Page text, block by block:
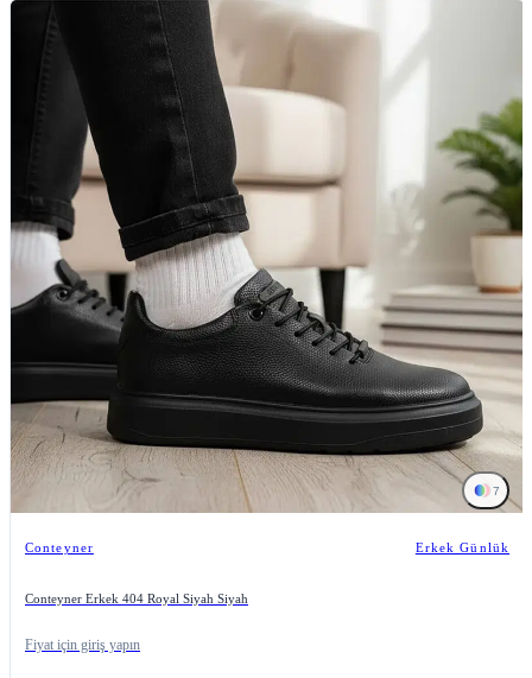
7
Conteyner Erkek Günlük
Conteyner Erkek 404 Royal Siyah Siyah
Fiyat için giriş yapın